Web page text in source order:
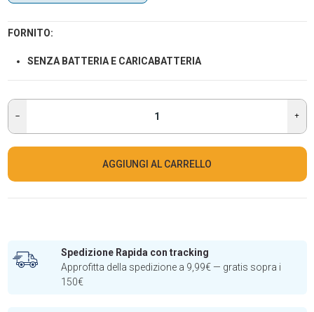
FORNITO:
SENZA BATTERIA E CARICABATTERIA
AGGIUNGI AL CARRELLO
Spedizione Rapida con tracking
Approfitta della spedizione a 9,99€ — gratis sopra i
150€